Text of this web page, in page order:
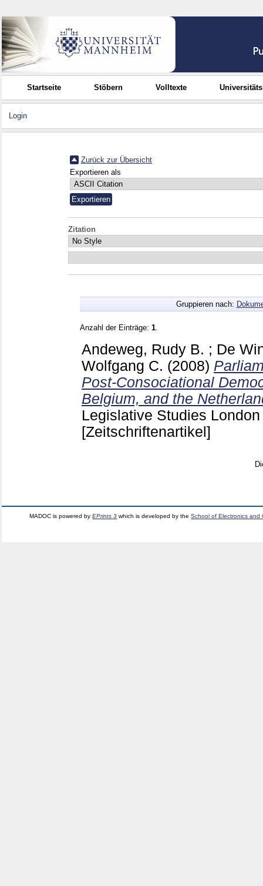
Startseite Stöbern Volltexte
Login
Zurück zur Übersicht
Exportieren als
Zitation
Gruppieren nach:
Anzahl der Einträge: 1
Andeweg, Rudy B. ; De
Wolfgang C. (2008)
Post-Consociational
Belgium, and the
Legislative Studies
[Zeitschriftenartikel]
MADOC is powered byEPrints 3 which is developed by theSchool of Electronics and